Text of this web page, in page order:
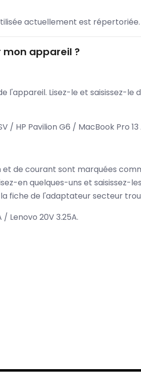
actuellement est répertoriée.
appareil ?
Lisez-le et saisissez-le
/ HP Pavilion G6 / MacBook Pro 13
de courant sont marquées
en quelques-uns et saisissez-
fiche de l'adaptateur secteur
/ Lenovo 20V 3.25A.